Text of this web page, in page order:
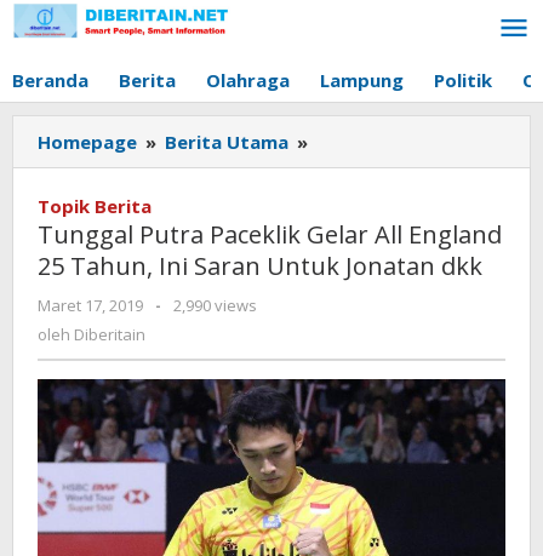
Lewati
ke
Beranda Berita Olahraga Lampung Politik
Homepage » Berita Utama »
Putra
Gelar
All
England
Ini
Saran
Untuk
Jonatan
dkk
Topik Berita
Tunggal Putra Paceklik Gelar All England
25 Tahun, Ini Saran Untuk Jonatan dkk
Maret 17, 2019
oleh
-
2,990 views
oleh Diberitain